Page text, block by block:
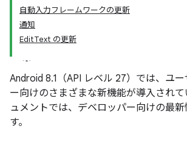
自動入力フレームワークの更新
通知
EditText の更新
Android 8.1（API レベル 27）では、ユ
ー向けのさまざまな新機能が導入され
ュメントでは、デベロッパー向けの最
す。